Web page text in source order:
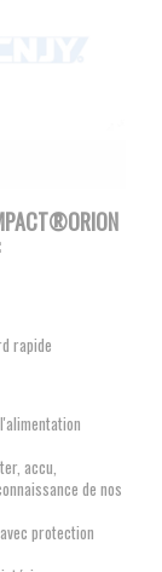
rapide
accu,
de nos
protection